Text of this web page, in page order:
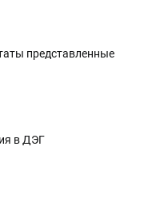
представленные
в ДЭГ